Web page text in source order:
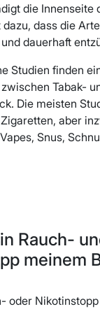
die Innenseite
dass die
dauerhaft
Studien finden
Tabak-
Die meisten
aber
Snus,
Rauch-
meinem
oder